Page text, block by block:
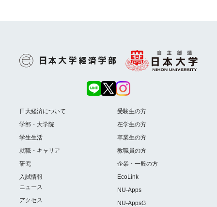
日大経済について
学部・大学院
学生生活
就職・キャリア
研究
入試情報
ニュース
アクセス
受験生の方
在学生の方
卒業生の方
教職員の方
企業・一般の方
EcoLink
NU-Apps
NU-AppsG